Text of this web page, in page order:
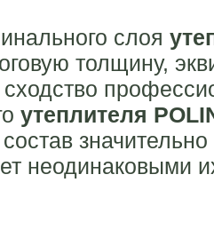
слоя
толщину,
утеплителя
неодинаковыми